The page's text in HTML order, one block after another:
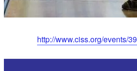
http://www.ciss.org/events/